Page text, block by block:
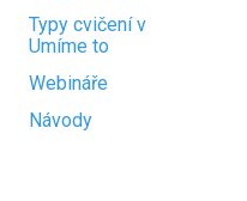
Typy cvičení v
Umíme to
Webináře
Návody